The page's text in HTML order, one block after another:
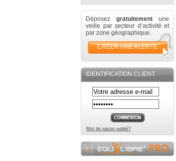
Déposez gratuitement une
veille par secteur d’activité et
par zone géographique.
CRÉER UNE ALERTE
IDENTIFICATION CLIENT
Mot de passe oublié?